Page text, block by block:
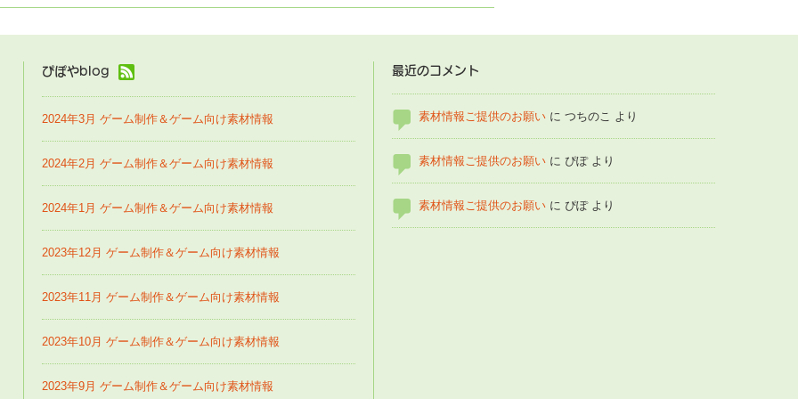
ぴぽやblog
2024年3月 ゲーム制作＆ゲーム向け素材情報
2024年2月 ゲーム制作＆ゲーム向け素材情報
2024年1月 ゲーム制作＆ゲーム向け素材情報
2023年12月 ゲーム制作＆ゲーム向け素材情報
2023年11月 ゲーム制作＆ゲーム向け素材情報
2023年10月 ゲーム制作＆ゲーム向け素材情報
2023年9月 ゲーム制作＆ゲーム向け素材情報
最近のコメント
素材情報ご提供のお願い につちのこ より
素材情報ご提供のお願い に ぴぽより
素材情報ご提供のお願い に ぴぽより